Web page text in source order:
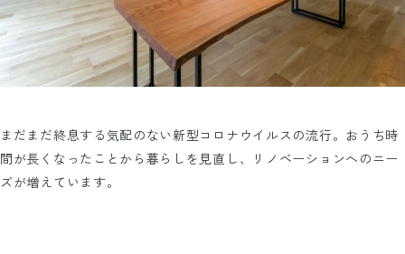
まだまだ終息する気配のない新型コロナウイルスの流行。おうち時
間が長くなったことから暮らしを見直し、リノベーションへのニー
ズが増えています。